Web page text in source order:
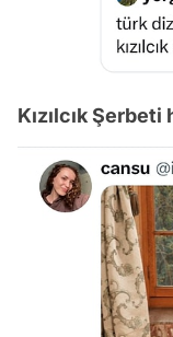
Kızılcık